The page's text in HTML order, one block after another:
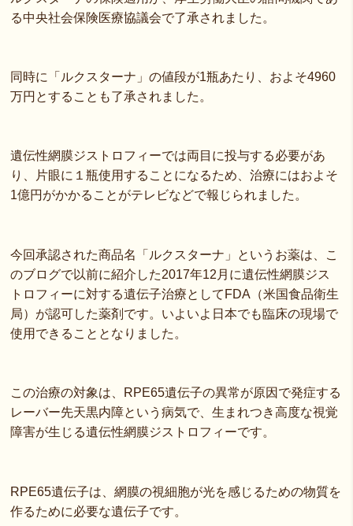
る中央社会保険医療協議会で了承されました。
同時に「ルクスターナ」の値段が1瓶あたり、およそ4960
万円とすることも了承されました。
遺伝性網膜ジストロフィーでは両目に投与する必要があ
り、片眼に１瓶使用することになるため、治療にはおよそ
1億円がかかることがテレビなどで報じられました。
今回承認された商品名「ルクスターナ」というお薬は、こ
のブログで以前に紹介した2017年12月に遺伝性網膜ジス
トロフィーに対する遺伝子治療としてFDA（米国食品衛生
局）が認可した薬剤です。いよいよ日本でも臨床の現場で
使用できることとなりました。
この治療の対象は、RPE65遺伝子の異常が原因で発症する
レーバー先天黒内障という病気で、生まれつき高度な視覚
障害が生じる遺伝性網膜ジストロフィーです。
RPE65遺伝子は、網膜の視細胞が光を感じるための物質を
作るために必要な遺伝子です。